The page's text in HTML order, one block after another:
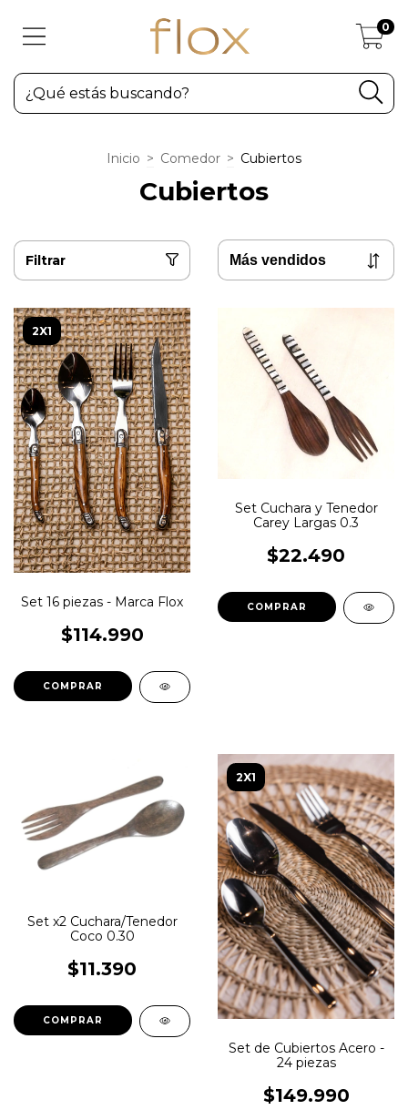
0
Inicio > Comedor > Cubiertos
Cubiertos
Filtrar
2X1
Set 16 piezas - Marca Flox
$114.990
Set Cuchara y Tenedor
Carey Largas 0.3
$22.490
Set x2 Cuchara/Tenedor
Coco 0.30
$11.390
2X1
Set de Cubiertos Acero -
24 piezas
$149.990